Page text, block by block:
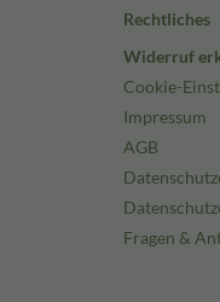
Rechtliches
Widerruf
Cookie-
Impressum
AGB
Fragen &